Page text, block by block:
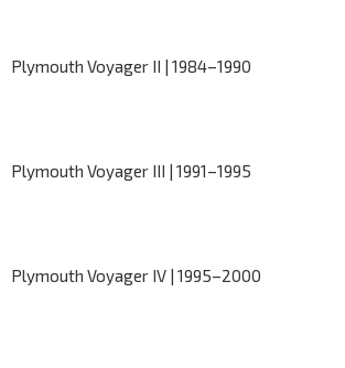
Plymouth Voyager II | 1984–1990
Plymouth Voyager III | 1991–1995
Plymouth Voyager IV | 1995–2000